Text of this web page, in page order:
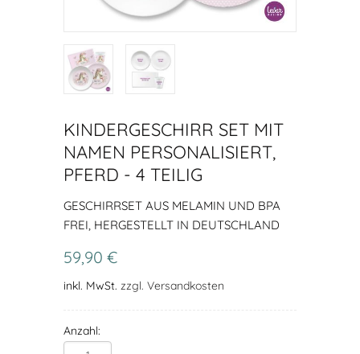
KINDERGESCHIRR SET MIT
NAMEN PERSONALISIERT,
PFERD - 4 TEILIG
GESCHIRRSET AUS MELAMIN UND BPA
FREI, HERGESTELLT IN DEUTSCHLAND
59,90 €
inkl. MwSt. zzgl. Versandkosten
Anzahl: